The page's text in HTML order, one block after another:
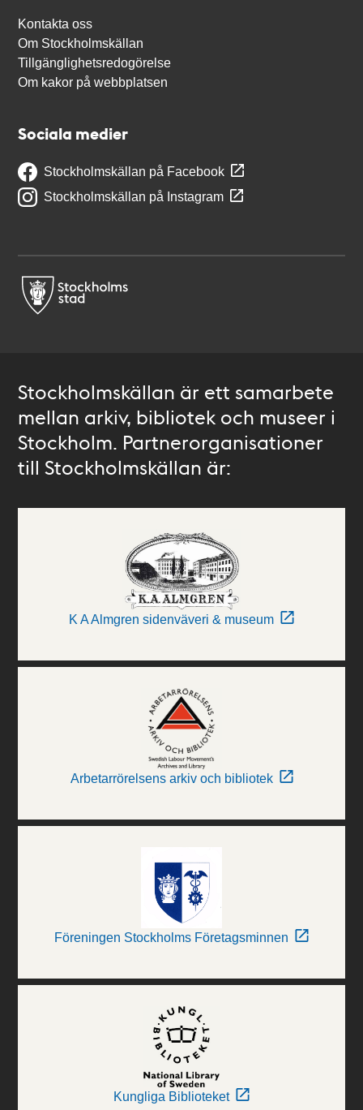
Kontakta oss
Om Stockholmskällan
Tillgänglighetsredogörelse
Om kakor på webbplatsen
Sociala medier
Stockholmskällan på Facebook
Stockholmskällan på Instagram
Stockholmskällan är ett samarbete
mellan arkiv, bibliotek och museer i
Stockholm. Partnerorganisationer
till Stockholmskällan är:
K A Almgren sidenväveri & museum
Arbetarrörelsens arkiv och bibliotek
Föreningen Stockholms Företagsminnen
Kungliga Biblioteket